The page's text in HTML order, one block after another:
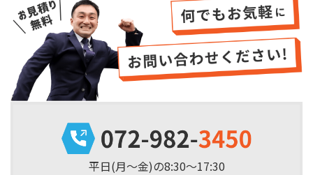
平日(月～金)の8:30～17:30